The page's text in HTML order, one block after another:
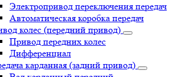
Электропривод переключения передач
Автоматическая коробка передач
колес (передний привод)
Привод передних колес
Дифференциал
карданная (задний привод)